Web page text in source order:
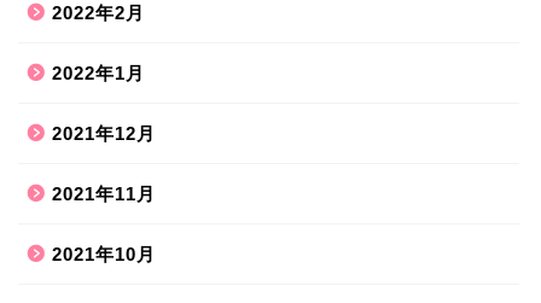
2022年2月
2022年1月
2021年12月
2021年11月
2021年10月